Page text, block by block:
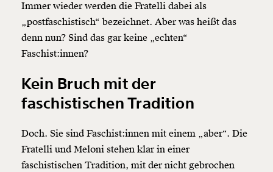
Immer wieder werden die Fratelli dabei als
„postfaschistisch“ bezeichnet. Aber was heißt das
denn nun? Sind das gar keine „echten“
Faschist:innen?
Kein Bruch mit der
faschistischen Tradition
Doch. Sie sind Faschist:innen mit einem „aber“. Die
Fratelli und Meloni stehen klar in einer
faschistischen Tradition, mit der nicht gebrochen